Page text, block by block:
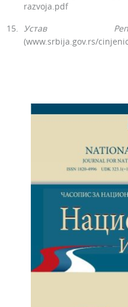
razvoja.pdf
Устав
(www.srbija.gov.rs/